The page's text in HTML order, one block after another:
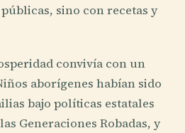
sino con recetas y
convivía con un
aborígenes habían sido
bajo políticas estatales
Generaciones Robadas, y